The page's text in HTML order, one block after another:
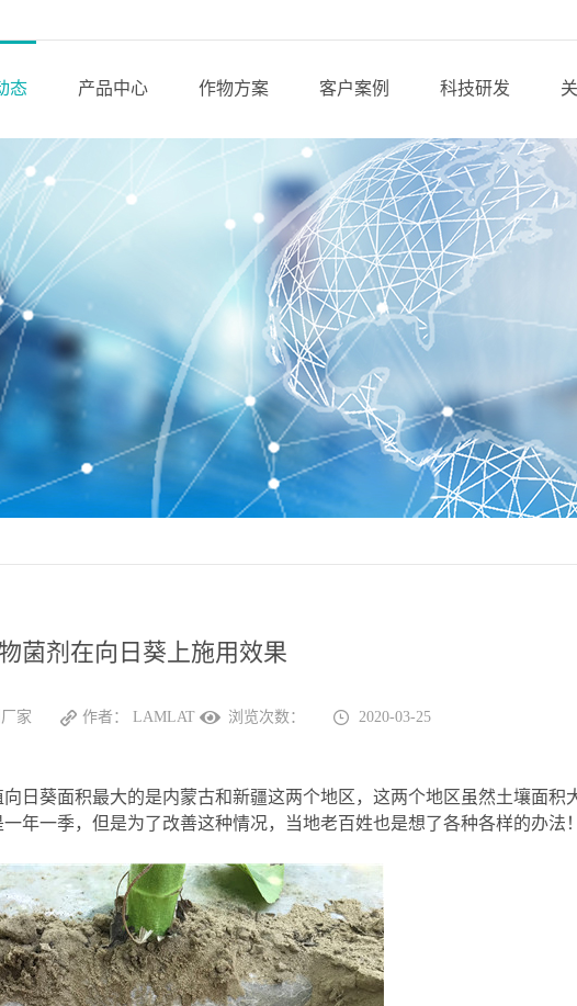
态 产品中心 作物方案 客户案例 科技研发
菌剂在向日葵上施用效果
家 作者： LAMLAT 浏览次数： 2020-03-25
日葵面积最大的是内蒙古和新疆这两个地区，这两个地区虽然土壤面积
年一季，但是为了改善这种情况，当地老百姓也是想了各种各样的办法！